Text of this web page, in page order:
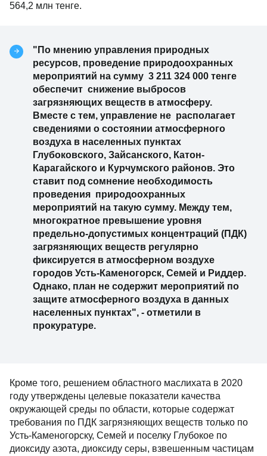
564,2 млн тенге.
"По мнению управления природных
ресурсов, проведение природоохранных
мероприятий на сумму 3 211 324 000 тенге
обеспечит снижение выбросов
загрязняющих веществ в атмосферу.
Вместе с тем, управление не располагает
сведениями о состоянии атмосферного
воздуха в населенных пунктах
Глубоковского, Зайсанского, Катон-
Карагайского и Курчумского районов. Это
ставит под сомнение необходимость
проведения природоохранных
мероприятий на такую сумму. Между тем,
многократное превышение уровня
предельно-допустимых концентраций (ПДК)
загрязняющих веществ регулярно
фиксируется в атмосферном воздухе
городов Усть-Каменогорск, Семей и Риддер.
Однако, план не содержит мероприятий по
защите атмосферного воздуха в данных
населенных пунктах", - отметили в
прокуратуре.
Кроме того, решением областного маслихата в 2020
году утверждены целевые показатели качества
окружающей среды по области, которые содержат
требования по ПДК загрязняющих веществ только по
Усть-Каменогорску, Семей и поселку Глубокое по
диоксиду азота, диоксиду серы, взвешенным частицам